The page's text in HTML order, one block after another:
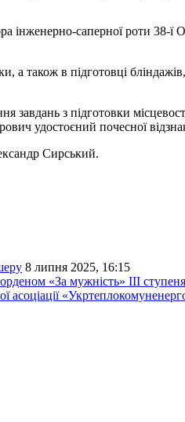
інженерно-саперної роти
а також в підготовці
завдань з підготовки
удостоєний почесної
Сирський.
8 липня 2025, 16:15
«За мужність» ІІІ ступеня